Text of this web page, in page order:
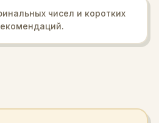
чисел и коротких